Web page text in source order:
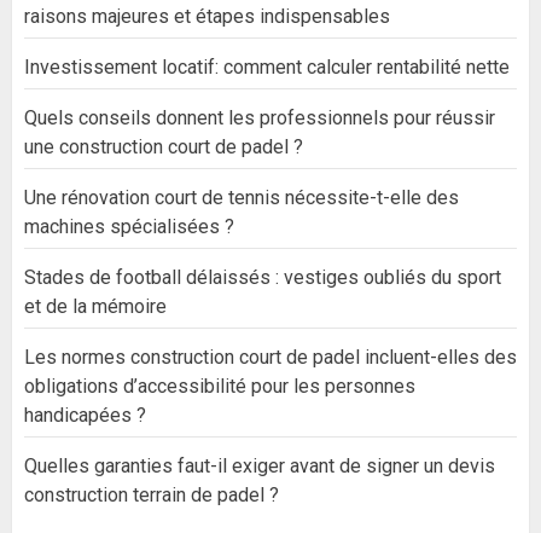
raisons majeures et étapes indispensables
Investissement locatif: comment calculer rentabilité nette
Quels conseils donnent les professionnels pour réussir
une construction court de padel ?
Une rénovation court de tennis nécessite-t-elle des
machines spécialisées ?
Stades de football délaissés : vestiges oubliés du sport
et de la mémoire
Les normes construction court de padel incluent-elles des
obligations d’accessibilité pour les personnes
handicapées ?
Quelles garanties faut-il exiger avant de signer un devis
construction terrain de padel ?